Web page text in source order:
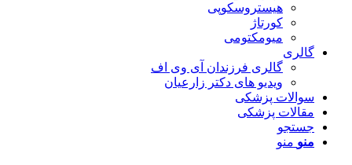
هیستروسکوپی
کورتاژ
میومکتومی
گالری
گالری فرزندان آی وی اف
ویدیو های دکتر زارعیان
سوالات پزشکی
مقالات پزشکی
جستجو
منو منو